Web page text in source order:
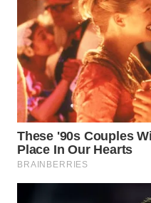
SIMALUNGUN
WN
LABUHANBATU
WN
TAPANULI
TENGAH
WN DELI
SERDANG